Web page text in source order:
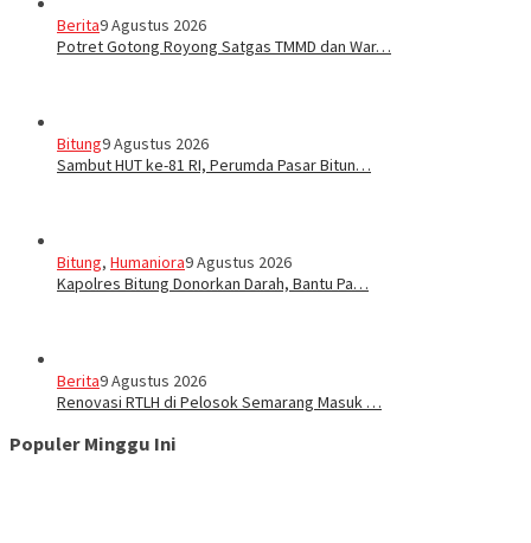
Berita9 Agustus 2026
Potret Gotong Royong Satgas TMMD dan War…
Bitung9 Agustus 2026
Sambut HUT ke-81 RI, Perumda Pasar Bitun…
Bitung, Humaniora9 Agustus 2026
Kapolres Bitung Donorkan Darah, Bantu Pa…
Berita9 Agustus 2026
Renovasi RTLH di Pelosok Semarang Masuk …
Populer Minggu Ini